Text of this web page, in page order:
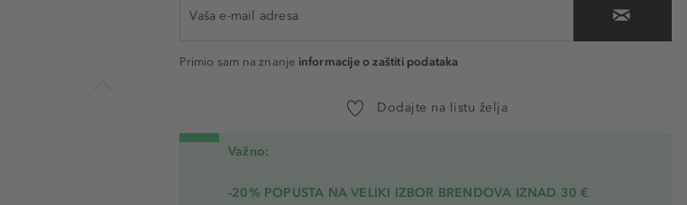
Primio sam na znanje informacije o zaštiti podataka
Dodajte na listu želja
Važno:
-20% POPUSTA NA VELIKI IZBOR BRENDOVA IZNAD 30 €